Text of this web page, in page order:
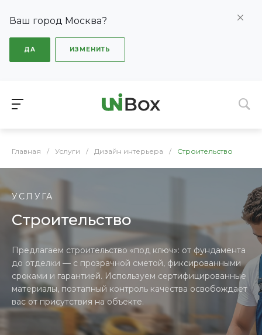
Ваш город Москва?
ДА ИЗМЕНИТЬ
Главная / Услуги / Дизайн интерьера / Строительство
УСЛУГА
Строительство
Предлагаем строительство «под ключ»: от фундамента
до отделки — с прозрачной сметой, фиксированными
сроками и гарантией. Используем сертифицированные
материалы, поэтапный контроль качества освобождает
вас от присутствия на объекте.